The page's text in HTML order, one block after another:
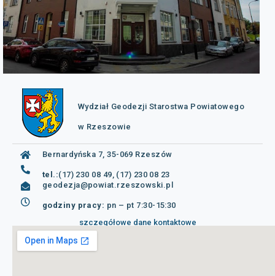
Wydział Geodezji Starostwa Powiatowego
w Rzeszowie
Bernardyńska 7, 35-069 Rzeszów
tel.:(17) 230 08 49, (17) 230 08 23
geodezja@powiat.rzeszowski.pl
godziny pracy: pn – pt 7:30-15:30
szczegółowe dane kontaktowe